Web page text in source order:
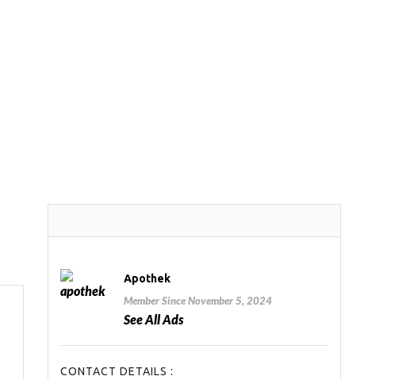
Apothek
Member Since November 5, 2024
See All Ads
CONTACT DETAILS :